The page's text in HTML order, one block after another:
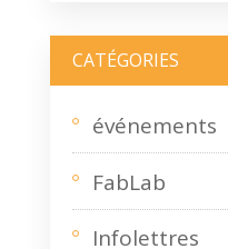
CATÉGORIES
événements
FabLab
Infolettres